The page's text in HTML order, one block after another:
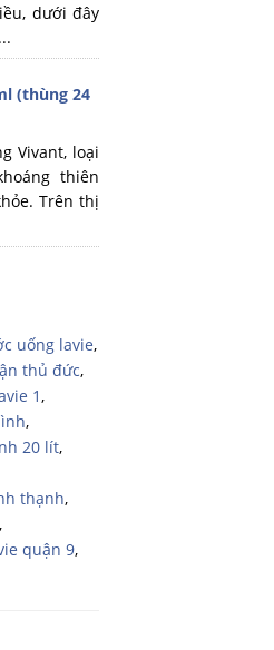
dưới đây
(thùng 24
Vivant, loại
thiên
Trên thị
uống lavie,
thủ đức,
1 ,
,
20 lít,
thạnh,
,
quận 9,